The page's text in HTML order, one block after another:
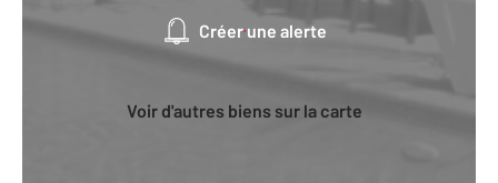
Créer une alerte
Voir d'autres biens sur la carte